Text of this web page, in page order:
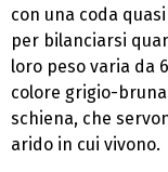
con una coda
per bilanciarsi
loro peso varia da
colore grigio-
schiena, che
arido in cui vivono.